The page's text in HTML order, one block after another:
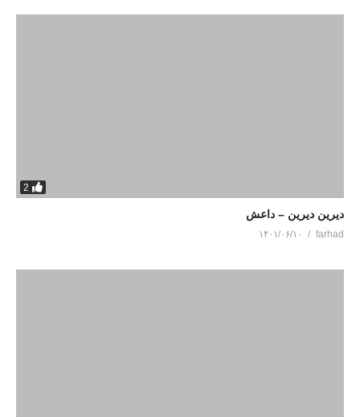
2
دیرین دیرین – داعش
farhad ۱۴۰۱/۰۶/۱۰